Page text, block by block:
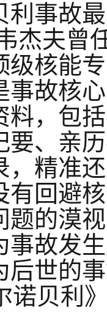
利事故
杰夫曾
级核能
事故核
料，包
要、亲
，精准
有回避
题的漠
事故发
后世的
诺贝利